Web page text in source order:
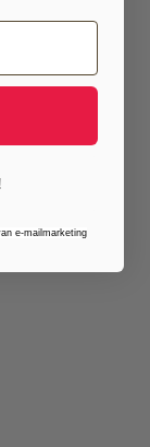
e-mailmarketing